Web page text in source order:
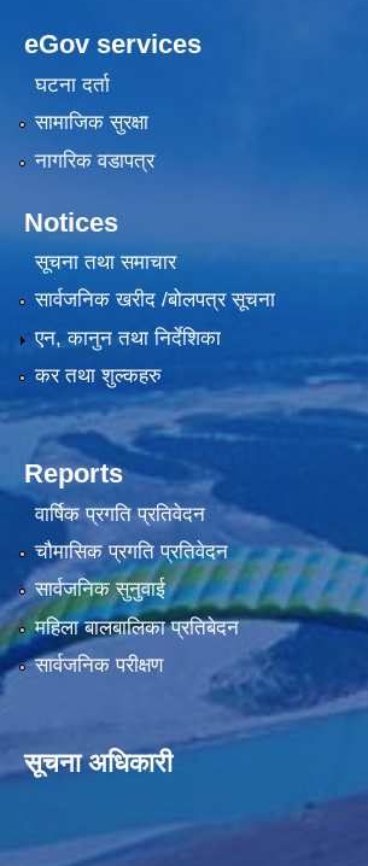
eGov services
घटना दर्ता
सामाजिक सुरक्षा
नागरिक वडापत्र
Notices
सूचना तथा समाचार
सार्वजनिक खरीद /बोलपत्र सूचना
एन, कानुन तथा निर्देशिका
कर तथा शुल्कहरु
Reports
वार्षिक प्रगति प्रतिवेदन
चौमासिक प्रगति प्रतिवेदन
सार्वजनिक सुनुवाई
महिला बालबालिका प्रतिबेदन
सार्वजनिक परीक्षण
सूचना अधिकारी